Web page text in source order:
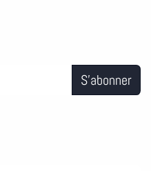
S'abonner